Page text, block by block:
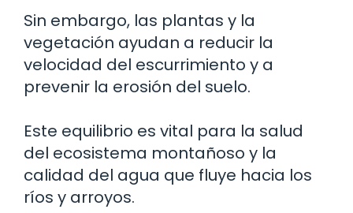
Sin embargo, las plantas y la
vegetación ayudan a reducir la
velocidad del escurrimiento y a
prevenir la erosión del suelo.
Este equilibrio es vital para la salud
del ecosistema montañoso y la
calidad del agua que fluye hacia los
ríos y arroyos.